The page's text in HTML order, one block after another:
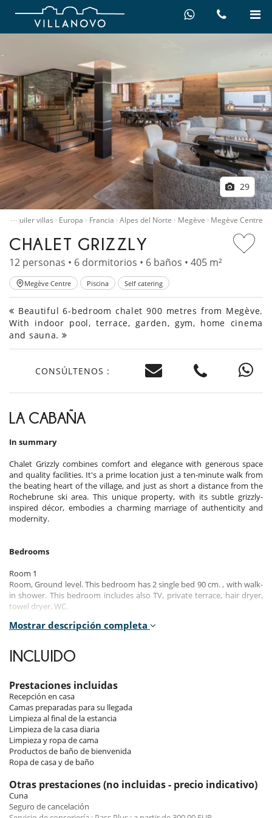
29
…
Alquiler villas Europa Francia Alpes del Norte Megève Megève Centre
CHALET GRIZZLY
12 personas • 6 dormitorios • 6 baños • 405 m²
Megève Centre Piscina Self catering
Beautiful 6-bedroom chalet 900 metres from Megève.
With indoor pool, terrace, garden, gym, home cinema
and sauna.
CONSÚLTENOS :
LA CABAÑA
In summary
Chalet Grizzly combines comfort and elegance with generous space
and quality facilities. It's a prime location just a ten-minute walk from
the beating heart of the village, and just as short a distance from the
Rochebrune ski area. This unique property, with its subtle grizzly-
inspired décor, embodies a charming marriage of authenticity and
modernity.
Bedrooms
Room 1
Room, Ground level. This bedroom has 2 single bed 90 cm. , with walk-
in shower. This bedroom includes also TV, private terrace, hair dryer,
towel dryer, WC.
Room 2
bathtub. This bedroom includes also TV, private terrace, hair dryer,
towel dryer, WC.
Room 3
Room, Ground level. This bedroom has 2 single bed 90 cm. , with 2
washbasins, walk-in shower. This bedroom includes also office table,
TV, dressing room, private terrace, hair dryer.
Room 4
Room, Ground level. This bedroom has 1 double bed 160 cm. , with
walk-in shower. This bedroom includes also TV, dressing room, hair
dryer, towel dryer, WC.
Room 5
Room, Lower floor. The bedroom has 3 Beds including 2 single bed 90
cm, 1 sofa bed 140 cm. , with 2 washbasins, walk-in shower. This
Mostrar descripción completa
INCLUIDO
Prestaciones incluidas
Recepción en casa
Camas preparadas para su llegada
Limpieza al final de la estancia
Limpieza de la casa diaria
Limpieza y ropa de cama
Productos de baño de bienvenida
Ropa de casa y de baño
Otras prestaciones (no incluidas - precio indicativo)
Cuna
Seguro de cancelación